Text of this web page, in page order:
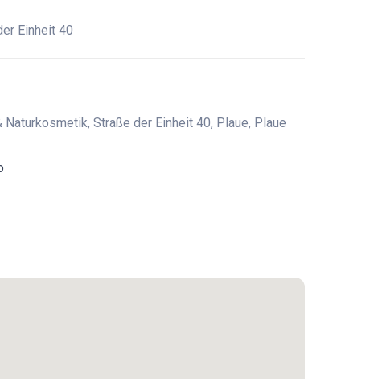
Einheit 40
Naturkosmetik, Straße der Einheit 40, Plaue, Plaue